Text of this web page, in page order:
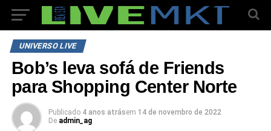
UNIVERSO LIVE
Bob’s leva sofá de Friends
para Shopping Center Norte
Publicado 4 anos atrásem 14 de novembro de 2022
De admin_ag